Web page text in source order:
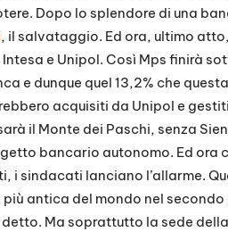
Dopo lo splendore di una
, il salvataggio. Ed ora, ultimo
e Unipol. Così Mps finirà
e dunque quel 13,2% che
acquisiti da Unipol e
il Monte dei Paschi, senza
bancario autonomo. Ed ora
i sindacati lanciano l’allarme.
più antica del mondo nel
Ma soprattutto la sede